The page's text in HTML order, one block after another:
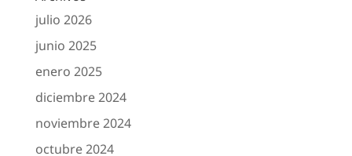
julio 2026
junio 2025
enero 2025
diciembre 2024
noviembre 2024
octubre 2024